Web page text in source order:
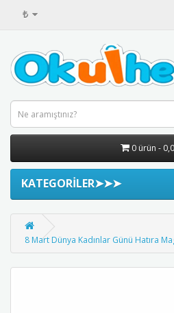
₺
0 ürün -
KATEGORİLER➤➤➤
8 Mart Dünya Kadınlar Günü Hatıra